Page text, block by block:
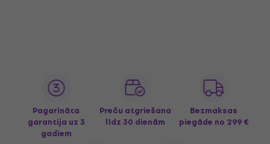
Pagarināta
garantija uz 3
gadiem
Preču atgriešana
līdz 30 dienām
Bezmaksas
piegāde no 299 €